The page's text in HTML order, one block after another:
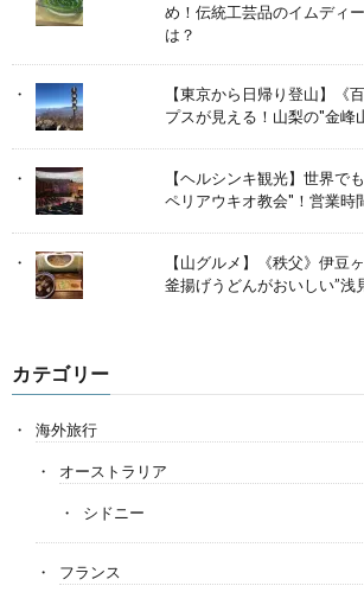
め！伝統工芸品のイムディ
は？
【東京から日帰り登山】《
プスが見える！山梨の"金峰
【ヘルシンキ観光】世界で
ペリアウキオ教会"！営業時
【山グルメ】《秩父》伊豆
釜揚げうどんがおいしい”浅
カテゴリー
海外旅行
オーストラリア
シドニー
フランス